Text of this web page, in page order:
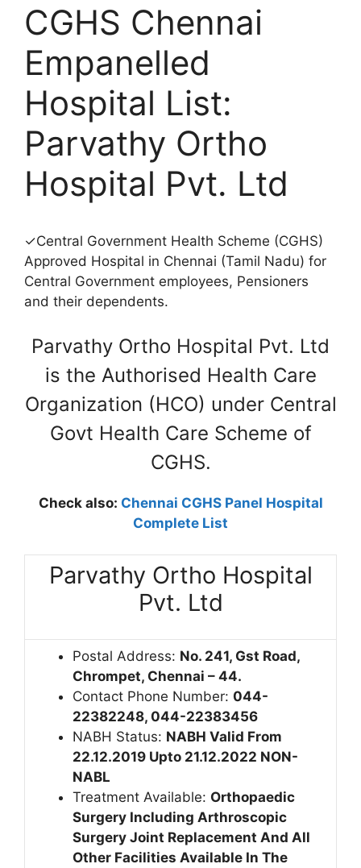
CGHS Chennai
Empanelled
Hospital List:
Parvathy Ortho
Hospital Pvt. Ltd
✓Central Government Health Scheme (CGHS)
Approved Hospital in Chennai (Tamil Nadu) for
Central Government employees, Pensioners
and their dependents.
Parvathy Ortho Hospital Pvt. Ltd
is the Authorised Health Care
Organization (HCO) under Central
Govt Health Care Scheme of
CGHS.
Check also: Chennai CGHS Panel Hospital
Complete List
Parvathy Ortho Hospital
Pvt. Ltd
Postal Address: No. 241, Gst Road,
Chrompet, Chennai – 44.
Contact Phone Number: 044-
22382248, 044-22383456
NABH Status: NABH Valid From
22.12.2019 Upto 21.12.2022 NON-
NABL
Treatment Available: Orthopaedic
Surgery Including Arthroscopic
Surgery Joint Replacement And All
Other Facilities Available In The